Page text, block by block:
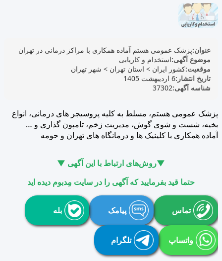
عنوان:پزشک عمومی هستم آماده همکاری با مراکز درمانی در تهران
موضوع آگهی:استخدام و کاریابی
موقعیت:کشور ایران > استان تهران > شهر تهران
تاریخ انتشار:6 اردیبهشت 1405
شناسه آگهی:37302
پزشک عمومی هستم، مسلط به کلیه پروسیجر های درمانی، انواع
بخیه، شست و شوی گوش، مدیریت زخم، تامپون گذاری و …
آماده همکاری با کلینیک ها و درمانگاه های تهران و حومه
▼روش‌های ارتباط با این آگهی ▼
حتما قید بفرمایید که آگهی را در سایت مِدبوم دیده اید
تماس پیامک بله
واتساپ تلگرام